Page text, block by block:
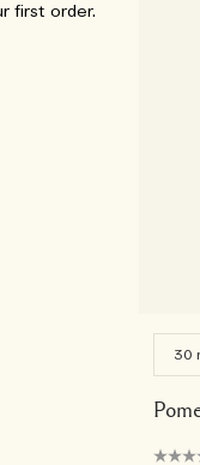
first order.
30